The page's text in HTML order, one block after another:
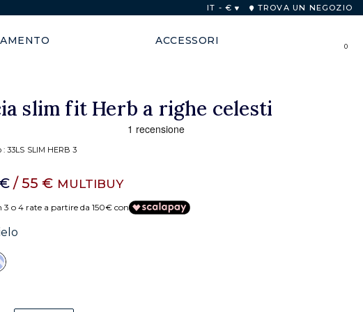
nell'Unione Europea per acquisti superiori a 250€.
IT - € TROVA UN NEGOZIO
ACCESSORI 0
slim fit Herb a righe celesti
:33LS SLIM HERB 3
/ 55 € MULTIBUY
o 4 rate a partire da 150€ con